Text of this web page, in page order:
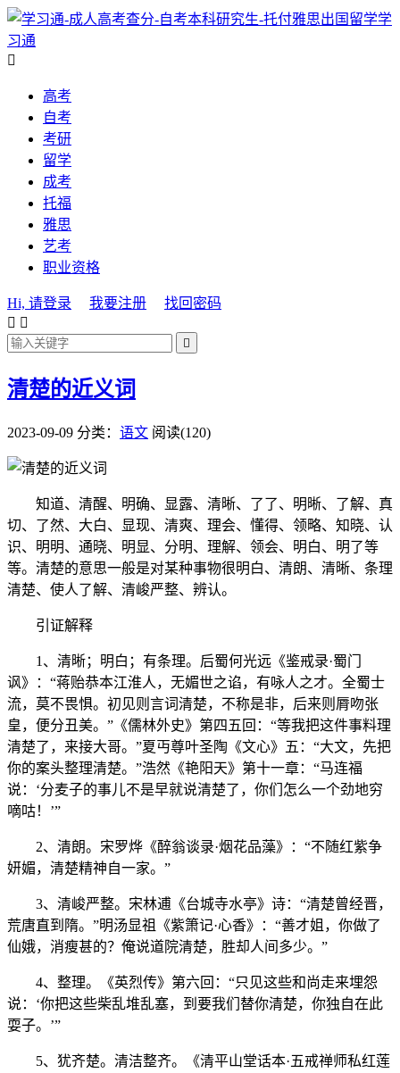
学
习通

高考
自考
考研
留学
成考
托福
雅思
艺考
职业资格
Hi, 请登录 我要注册
找回密码
 

清楚的近义词
2023-09-09 分类： 语文 阅读(120)
知道、清醒、明确、显露、清晰、了了、明晰、了解、真
切、了然、大白、显现、清爽、理会、懂得、领略、知晓、认
识、明明、通晓、明显、分明、理解、领会、明白、明了等
等。清楚的意思一般是对某种事物很明白、清朗、清晰、条理
清楚、使人了解、清峻严整、辨认。
引证解释
1、清晰；明白；有条理。后蜀何光远《鉴戒录·蜀门
讽》：“蒋贻恭本江淮人，无媚世之谄，有咏人之才。全蜀士
流，莫不畏惧。初见则言词清楚，不称是非，后来则脣吻张
皇，便分丑美。”《儒林外史》第四五回：“等我把这件事料理
清楚了，来接大哥。”夏丏尊叶圣陶《文心》五：“大文，先把
你的案头整理清楚。”浩然《艳阳天》第十一章：“马连福
说：‘分麦子的事儿不是早就说清楚了，你们怎么一个劲地穷
嘀咕！’”
2、清朗。宋罗烨《醉翁谈录·烟花品藻》：“不随红紫争
妍媚，清楚精神自一家。”
3、清峻严整。宋林逋《台城寺水亭》诗：“清楚曾经晋，
荒唐直到隋。”明汤显祖《紫箫记·心香》：“善才姐，你做了
仙娥，消瘦甚的？俺说道院清楚，胜却人间多少。”
4、整理。《英烈传》第六回：“只见这些和尚走来埋怨
说：‘你把这些柴乱堆乱塞，到要我们替你清楚，你独自在此
耍子。’”
5、犹齐楚。清洁整齐。《清平山堂话本·五戒禅师私红莲